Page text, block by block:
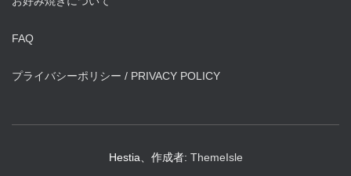
FAQ
プライバシーポリシー / PRIVACY POLICY
Hestia、作成者: ThemeIsle